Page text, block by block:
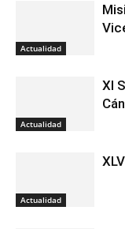
Actualidad
Actualidad
XI
Actualidad